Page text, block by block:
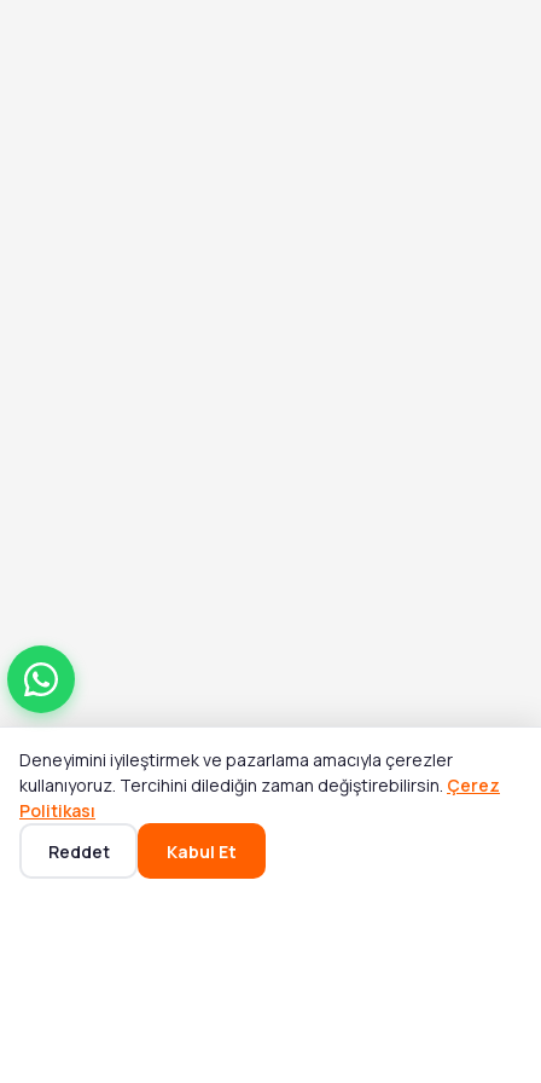
Toplam
₺265,00 Sepete Ekle
Ana Sayfa Kategoriler Sepet
Deneyimini iyileştirmek ve pazarlama amacıyla çerezler
kullanıyoruz. Tercihini dilediğin zaman değiştirebilirsin. Çerez
Politikası
Reddet
Kabul Et